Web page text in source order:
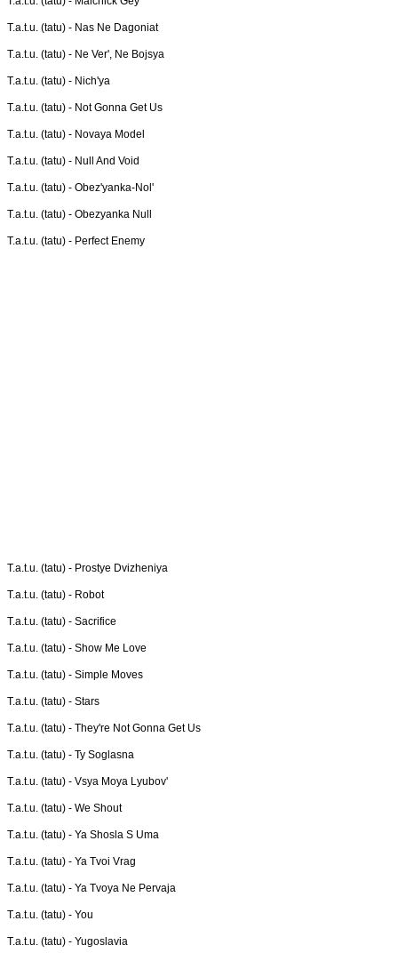
T.a.t.u. (tatu) - Nas Ne Dagoniat
T.a.t.u. (tatu) - Ne Ver', Ne Bojsya
T.a.t.u. (tatu) - Nich'ya
T.a.t.u. (tatu) - Not Gonna Get Us
T.a.t.u. (tatu) - Novaya Model
T.a.t.u. (tatu) - Null And Void
T.a.t.u. (tatu) - Obez'yanka-Nol'
T.a.t.u. (tatu) - Obezyanka Null
T.a.t.u. (tatu) - Perfect Enemy
T.a.t.u. (tatu) - Prostye Dvizheniya
T.a.t.u. (tatu) - Robot
T.a.t.u. (tatu) - Sacrifice
T.a.t.u. (tatu) - Show Me Love
T.a.t.u. (tatu) - Simple Moves
T.a.t.u. (tatu) - Stars
T.a.t.u. (tatu) - They're Not Gonna Get Us
T.a.t.u. (tatu) - Ty Soglasna
T.a.t.u. (tatu) - Vsya Moya Lyubov'
T.a.t.u. (tatu) - We Shout
T.a.t.u. (tatu) - Ya Shosla S Uma
T.a.t.u. (tatu) - Ya Tvoi Vrag
T.a.t.u. (tatu) - Ya Tvoya Ne Pervaja
T.a.t.u. (tatu) - You
T.a.t.u. (tatu) - Yugoslavia